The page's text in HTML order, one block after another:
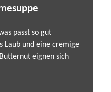
passt so gut
Laub und eine cremige
eignen sich